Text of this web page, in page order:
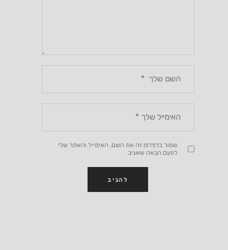
שמור בדפדפן זה את השם, האימייל והאתר שלי
לפעם הבאה שאגיב.